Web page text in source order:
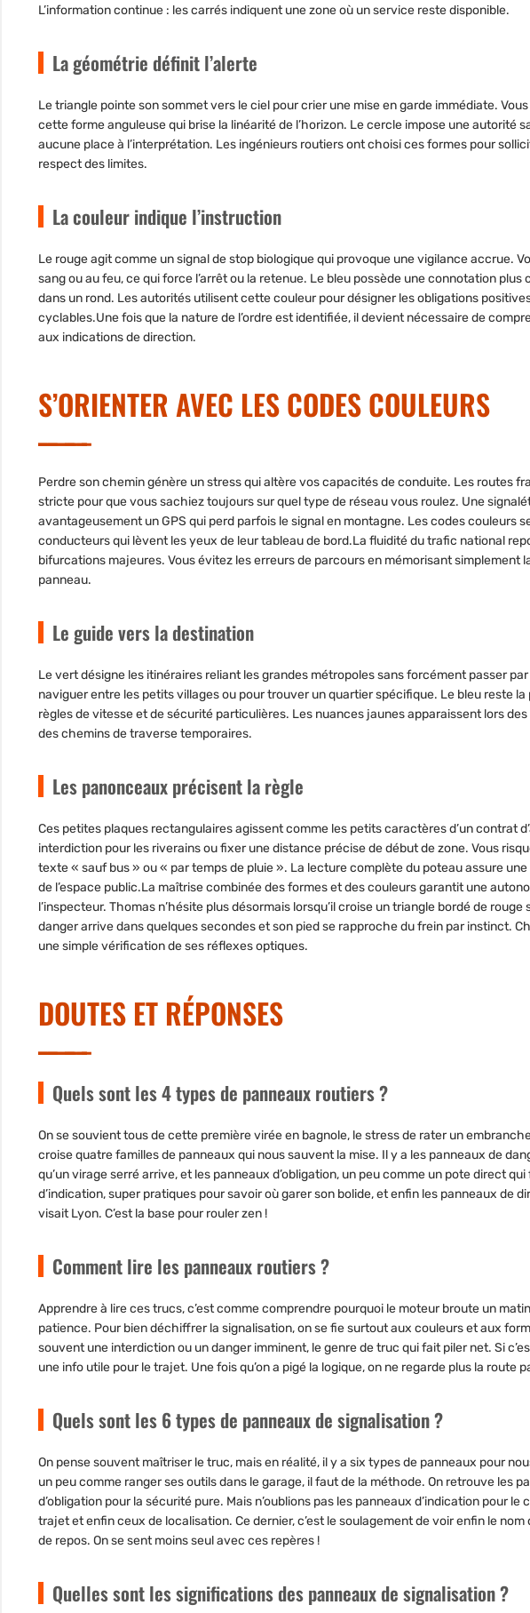
L’information continue : les carrés indiquent une zone où un service reste disponible.
La géométrie définit l’alerte
Le triangle pointe son sommet vers le ciel pour crier une mise en garde immédiate.
cette forme anguleuse qui brise la linéarité de l’horizon. Le cercle impose une autorité
aucune place à l’interprétation. Les ingénieurs routiers ont choisi ces formes pour
respect des limites.
La couleur indique l’instruction
Le rouge agit comme un signal de stop biologique qui provoque une vigilance accrue.
sang ou au feu, ce qui force l’arrêt ou la retenue. Le bleu possède une connotation
dans un rond. Les autorités utilisent cette couleur pour désigner les obligations
cyclables.Une fois que la nature de l’ordre est identifiée, il devient nécessaire de
aux indications de direction.
S’ORIENTER AVEC LES CODES COULEURS
Perdre son chemin génère un stress qui altère vos capacités de conduite. Les routes
stricte pour que vous sachiez toujours sur quel type de réseau vous roulez. Une
avantageusement un GPS qui perd parfois le signal en montagne. Les codes couleurs
conducteurs qui lèvent les yeux de leur tableau de bord.La fluidité du trafic national
bifurcations majeures. Vous évitez les erreurs de parcours en mémorisant simplement
panneau.
Le guide vers la destination
Le vert désigne les itinéraires reliant les grandes métropoles sans forcément passer
naviguer entre les petits villages ou pour trouver un quartier spécifique. Le bleu reste
règles de vitesse et de sécurité particulières. Les nuances jaunes apparaissent lors
des chemins de traverse temporaires.
Les panonceaux précisent la règle
Ces petites plaques rectangulaires agissent comme les petits caractères d’un contrat
interdiction pour les riverains ou fixer une distance précise de début de zone. Vous
texte « sauf bus » ou « par temps de pluie ». La lecture complète du poteau assure
de l’espace public.La maîtrise combinée des formes et des couleurs garantit une
l’inspecteur. Thomas n’hésite plus désormais lorsqu’il croise un triangle bordé de
danger arrive dans quelques secondes et son pied se rapproche du frein par instinct.
une simple vérification de ses réflexes optiques.
DOUTES ET RÉPONSES
Quels sont les 4 types de panneaux routiers ?
On se souvient tous de cette première virée en bagnole, le stress de rater un
croise quatre familles de panneaux qui nous sauvent la mise. Il y a les panneaux de
qu’un virage serré arrive, et les panneaux d’obligation, un peu comme un pote direct
d’indication, super pratiques pour savoir où garer son bolide, et enfin les panneaux de
visait Lyon. C’est la base pour rouler zen !
Comment lire les panneaux routiers ?
Apprendre à lire ces trucs, c’est comme comprendre pourquoi le moteur broute un
patience. Pour bien déchiffrer la signalisation, on se fie surtout aux couleurs et aux
souvent une interdiction ou un danger imminent, le genre de truc qui fait piler net. Si
une info utile pour le trajet. Une fois qu’on a pigé la logique, on ne regarde plus la route
Quels sont les 6 types de panneaux de signalisation ?
On pense souvent maîtriser le truc, mais en réalité, il y a six types de panneaux pour
un peu comme ranger ses outils dans le garage, il faut de la méthode. On retrouve les
d’obligation pour la sécurité pure. Mais n’oublions pas les panneaux d’indication pour
trajet et enfin ceux de localisation. Ce dernier, c’est le soulagement de voir enfin le
de repos. On se sent moins seul avec ces repères !
Quelles sont les significations des panneaux de signalisation ?